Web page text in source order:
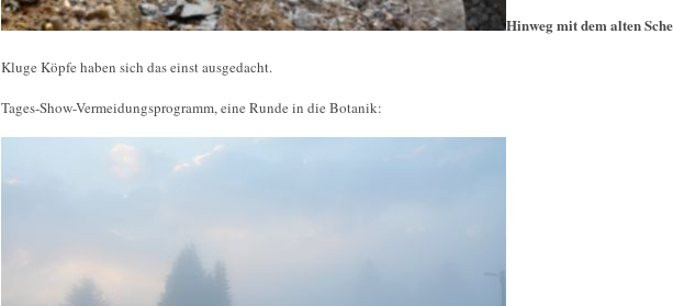
Hinweg mit dem alten
Kluge Köpfe haben sich das einst ausgedacht.
Tages-Show-Vermeidungsprogramm, eine Runde in die Botanik: